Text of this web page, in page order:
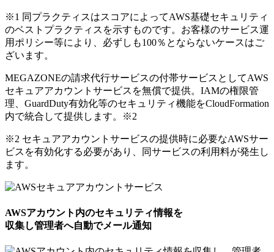
※1 同プラクティスはスコアによってAWS基礎セキュリティ
のベストプラクティスを示すものです。お客様のサービス運
用ポリシー等により、必ずしも100％とならないケースはご
ざいます。
MEGAZONEの請求代行サービスの付帯サービスとしてAWS
セキュアアカウントサービスを無償で提供。IAMの権限管
理、GuardDuty有効化等のセキュリティ機能をCloudFormation
内で統合して提供します。
※2
※2 セキュアアカウントサービスの提供時に必要なAWSサー
ビスを有効化する必要があり、同サービスの利用料が発生し
ます。
AWSアカウント内のセキュリティ情報を
収集し管理者へ自動でメール通知